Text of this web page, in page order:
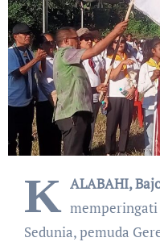
K ALABAHI,
memperingati
Sedunia, pemuda